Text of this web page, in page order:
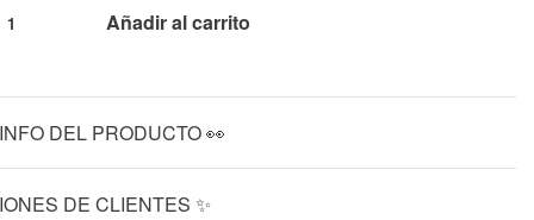
Añadir al carrito
DEL PRODUCTO 👀
DE CLIENTES ✨